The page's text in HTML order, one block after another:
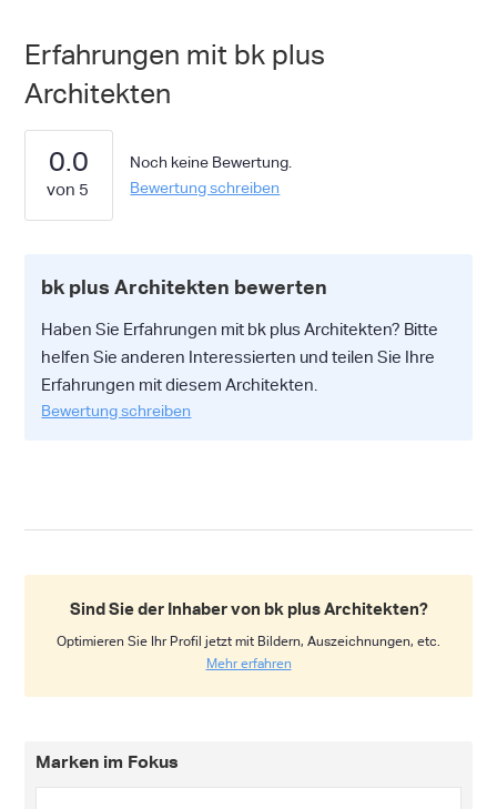
Erfahrungen mit bk plus
Architekten
0.0
Noch keine Bewertung.
Bewertung schreiben
bk plus Architekten bewerten
Haben Sie Erfahrungen mit bk plus Architekten? Bitte
helfen Sie anderen Interessierten und teilen Sie Ihre
Erfahrungen mit diesem Architekten.
Bewertung schreiben
Sind Sie der Inhaber von bk plus Architekten?
Optimieren Sie Ihr Profil jetzt mit Bildern, Auszeichnungen, etc.
Mehr erfahren
Marken im Fokus